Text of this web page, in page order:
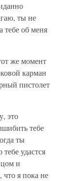
ты не
тебе об меня
же момент
карман
пистолет
это
тебе
ты
удастся
и
что я пока не